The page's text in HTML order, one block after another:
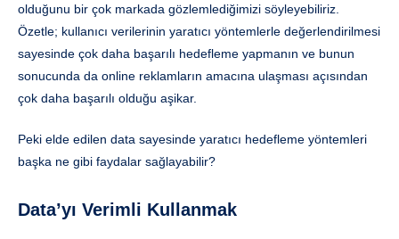
olduğunu bir çok markada gözlemlediğimizi söyleyebiliriz.
Özetle; kullanıcı verilerinin yaratıcı yöntemlerle değerlendirilmesi
sayesinde çok daha başarılı hedefleme yapmanın ve bunun
sonucunda da online reklamların amacına ulaşması açısından
çok daha başarılı olduğu aşikar.
Peki elde edilen data sayesinde yaratıcı hedefleme yöntemleri
başka ne gibi faydalar sağlayabilir?
Data’yı Verimli Kullanmak